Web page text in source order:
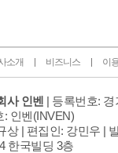
소개 비즈니스 이
사 인벤 | 등록번호:
: 인벤(INVEN)
상 | 편집인: 강민우 |
한국빌딩 3층